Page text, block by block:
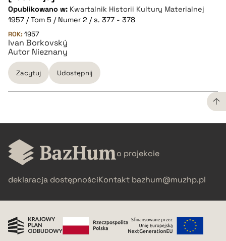
pobierz cytat
BIBTEX
pobierz cytat
Opublikowano w: Kwartalnik Historii Kultury Materialnej
1957 / Tom 5 / Numer 2 / s. 377 - 378
ROK: 1957
Ivan Borkovský
Autor Nieznany
Zacytuj Udostępnij
CZYSTY TEKST
pobierz cytat
BIBTEX
o projekcie
deklaracja dostępnościKontakt bazhum@muzhp.pl